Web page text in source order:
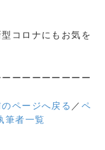
コロナにもお気を
ーーーーーーーー
ページへ戻る ／ ペ
筆者一覧